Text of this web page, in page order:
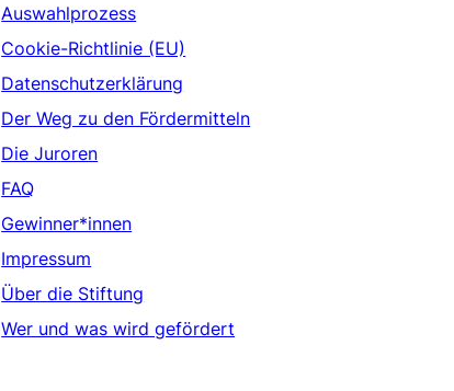
Auswahlprozess
Cookie-Richtlinie (EU)
Datenschutzerklärung
Der Weg zu den Fördermitteln
Die Juroren
FAQ
Gewinner*innen
Impressum
Über die Stiftung
Wer und was wird gefördert